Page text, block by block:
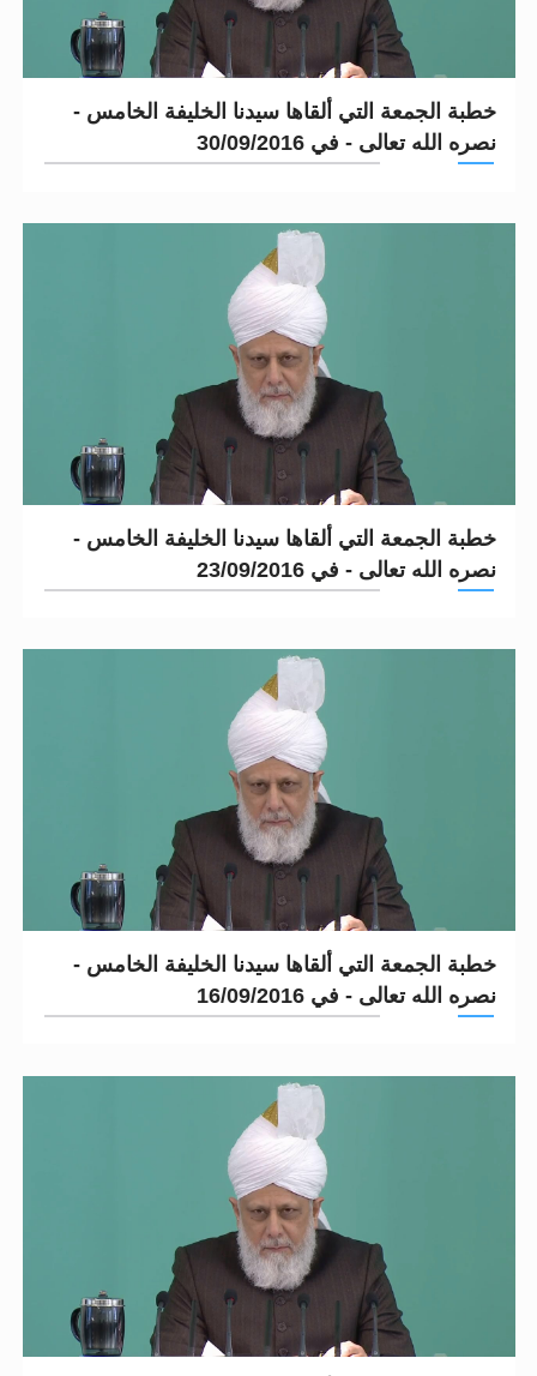
خطبة الجمعة التي ألقاها سيدنا الخليفة الخامس -
نصره الله تعالى - في 30/09/2016
خطبة الجمعة التي ألقاها سيدنا الخليفة الخامس -
نصره الله تعالى - في 23/09/2016
خطبة الجمعة التي ألقاها سيدنا الخليفة الخامس -
نصره الله تعالى - في 16/09/2016